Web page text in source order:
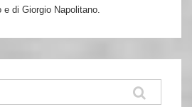
di Giorgio Napolitano.